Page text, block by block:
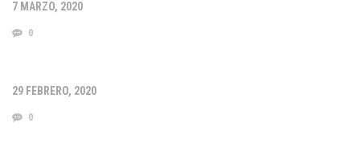
7 MARZO, 2020
0
29 FEBRERO, 2020
0